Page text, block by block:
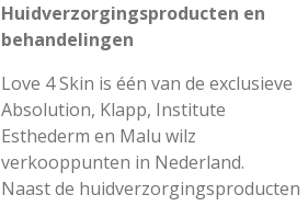
Huidverzorgingsproducten en
behandelingen
Love 4 Skin is één van de exclusieve
Absolution, Klapp, Institute
Esthederm en Malu wilz
verkooppunten in Nederland.
Naast de huidverzorgingsproducten